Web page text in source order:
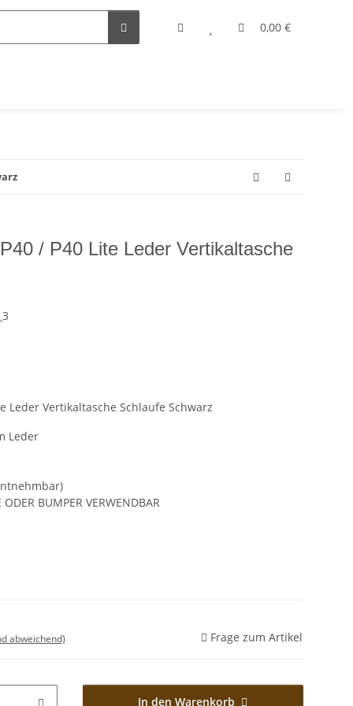
0,00 €
/ P40 Lite Leder Vertikaltasche
Leder Vertikaltasche Schlaufe Schwarz
Leder
BUMPER VERWENDBAR
abweichend) Frage zum Artikel
In den Warenkorb